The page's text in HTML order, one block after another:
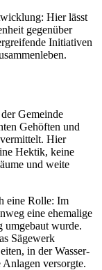
Hier lässt
gegenüber
Initiativen
Gemeinde
Gehöften und
Hier
Hektik, keine
und weite
eine Rolle: Im
eine ehemalige
umgebaut wurde.
Sägewerk
in der Wasser-
versorgte.